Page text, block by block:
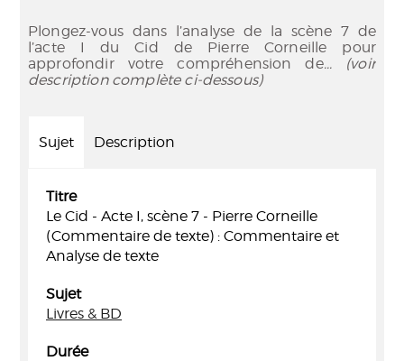
Plongez-vous dans l’analyse de la scène 7 de
l’acte I du Cid de Pierre Corneille pour
approfondir votre compréhension de... (voir
description complète ci-dessous)
Sujet Description
Titre
Le Cid - Acte I, scène 7 - Pierre Corneille
(Commentaire de texte) : Commentaire et
Analyse de texte
Sujet
Livres & BD
Durée